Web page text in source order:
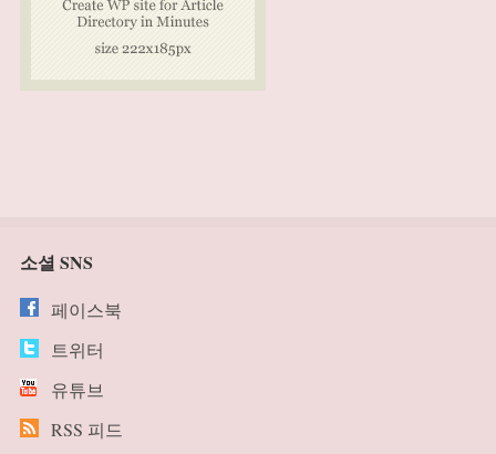
소셜 SNS
페이스북
트위터
유튜브
RSS 피드